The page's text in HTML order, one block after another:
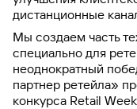
дистанционные
Мы создаем часть
специально для
неоднократный
партнер ретейла»
конкурса Retail